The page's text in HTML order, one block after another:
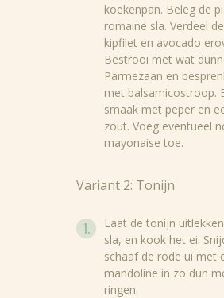
koekenpan. Beleg de
romaine sla. Verdeel
kipfilet en avocado
Bestrooi met wat
Parmezaan en
met balsamicostroop.
smaak met peper en
zout. Voeg eventueel
mayonaise toe.
Variant 2: Tonijn
Laat de tonijn
sla, en kook het ei.
schaaf de rode ui met
mandoline in zo dun
ringen.